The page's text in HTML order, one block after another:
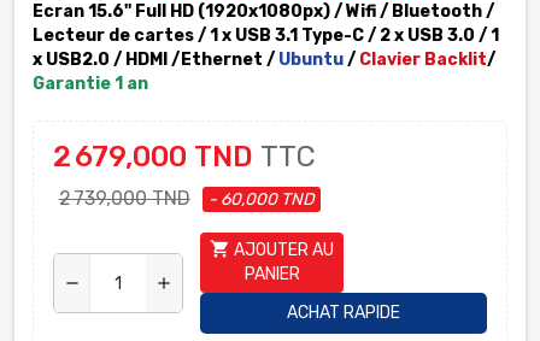
Ecran 15.6'' Full HD (1920x1080px) / Wifi / Bluetooth /
Lecteur de cartes/ 1 x USB 3.1 Type-C / 2 x USB 3.0 / 1
x USB2.0 / HDMI /Ethernet / Ubuntu/ Clavier Backlit/
Garantie 1 an
2 679,000 TND TTC
2 739,000 TND - 60,000 TND
remove add
shopping_cart AJOUTER AU
PANIER
ACHAT RAPIDE